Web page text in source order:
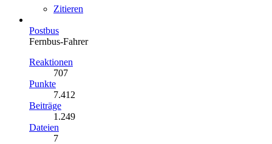
Zitieren
Postbus
Fernbus-Fahrer
Reaktionen
707
Punkte
7.412
Beiträge
1.249
Dateien
7